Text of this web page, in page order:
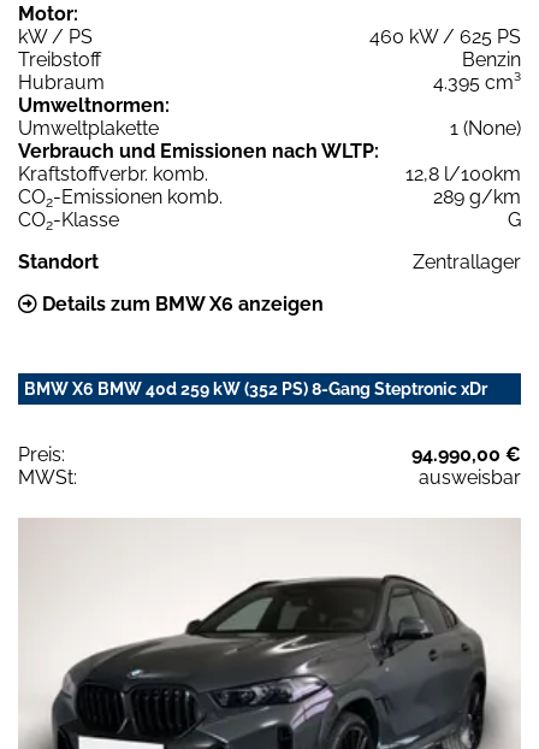
Motor:
kW / PS
460 kW / 625 PS
Treibstoff
Benzin
Hubraum
4.395 cm³
Umweltnormen:
Umweltplakette
1 (None)
Verbrauch und Emissionen nach WLTP:
Kraftstoffverbr. komb.
12,8 l/100km
CO2-Emissionen komb.
289 g/km
CO2-Klasse
G
Standort
Zentrallager
Details zum BMW X6 anzeigen
BMW X6 BMW 40d 259 kW (352 PS) 8-Gang Steptronic xDr
Preis:
94.990,00 €
MWSt:
ausweisbar